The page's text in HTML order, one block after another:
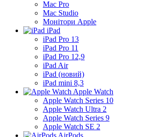
Mac Pro
Mac Studio
Монітори Apple
iPad
iPad Pro 13
iPad Pro 11
iPad Pro 12,9
iPad Air
iPad (новий)
iPad mini 8,3
Apple Watch
Apple Watch Series 10
Apple Watch Ultra 2
Apple Watch Series 9
Apple Watch SE 2
AirPods